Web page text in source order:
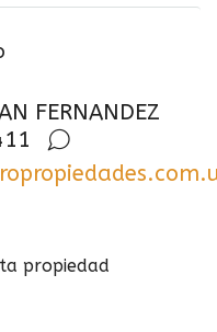
FERNANDEZ
propiedad